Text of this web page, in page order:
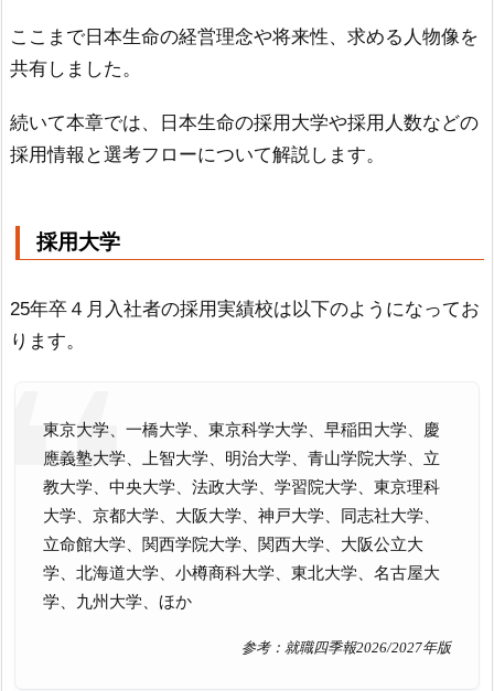
ここまで日本生命の経営理念や将来性、求める人物像を
共有しました。
続いて本章では、日本生命の採用大学や採用人数などの
採用情報と選考フローについて解説します。
採用大学
25年卒４月入社者の採用実績校は以下のようになってお
ります。
東京大学、一橋大学、東京科学大学、早稲田大学、慶
應義塾大学、上智大学、明治大学、青山学院大学、立
教大学、中央大学、法政大学、学習院大学、東京理科
大学、京都大学、大阪大学、神戸大学、同志社大学、
立命館大学、関西学院大学、関西大学、大阪公立大
学、北海道大学、小樽商科大学、東北大学、名古屋大
学、九州大学、ほか
参考：就職四季報2026/2027年版